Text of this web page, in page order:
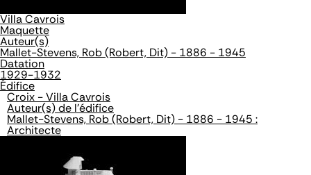
Villa Cavrois
Maquette
Auteur(s)
Mallet-Stevens, Rob (Robert, Dit) - 1886 - 1945
Datation
1929-1932
Édifice
Croix - Villa Cavrois
Auteur(s) de l'édifice
Mallet-Stevens, Rob (Robert, Dit) - 1886 - 1945 :
Architecte